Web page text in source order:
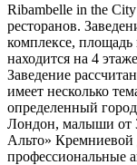
Ribambelle in the
ресторанов.
комплексе, площадь
находится на 4
Заведение
имеет несколько
определенный
Лондон, малыши от
Альто» Кремниевой
профессиональные